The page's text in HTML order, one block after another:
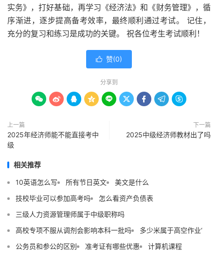
实务》，打好基础，再学习《经济法》和《财务管理》，循
序渐进，逐步提高备考效率，最终顺利通过考试。 记住，
充分的复习和练习是成功的关键。 祝各位考生考试顺利！
 赞(0)
分享到
        
上一篇
2025年经济师能不能直接考中
级
下一篇
2025中级经济师教材出了吗
相关推荐
10英语怎么写 所有节日英文
美文是什么
技校毕业可以参加高考吗
怎么看资产负债表
三级人力资源管理师属于中级职称吗
高校专项不服从调剂会影响本科一批吗
多少米属于高空作业‘
公务员和参公的区别
准考证有哪些优惠
计算机课程